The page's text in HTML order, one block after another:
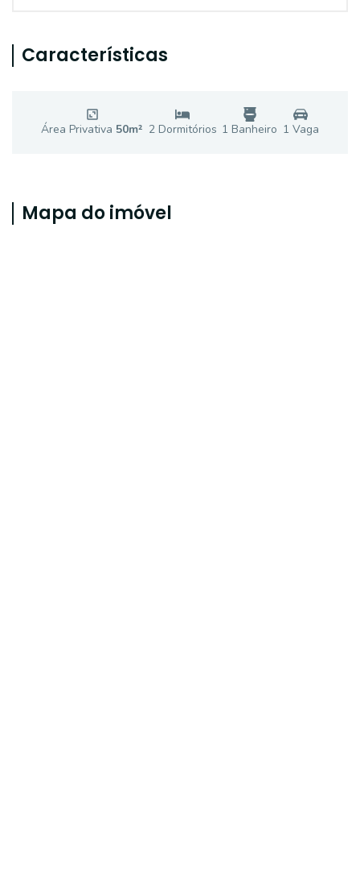
Características
Área Privativa 50m² 2Dormitórios 1 Banheiro 1 Vaga
Mapa do imóvel